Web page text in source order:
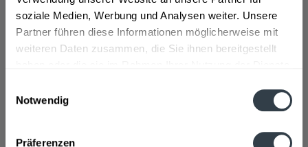
soziale Medien, Werbung und Analysen weiter. Unsere
Partner führen diese Informationen möglicherweise mit
weiteren Daten zusammen, die Sie ihnen bereitgestellt
Notwendig
Präferenzen
ab 6,49 € *+2,40 € Pfand
In den Warenkorb